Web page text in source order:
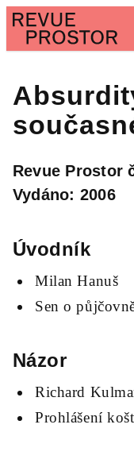
Revue Prostor
Vydáno: 2006
Úvodník
Milan Hanuš
Sen o
Názor
Richard
Prohlášení